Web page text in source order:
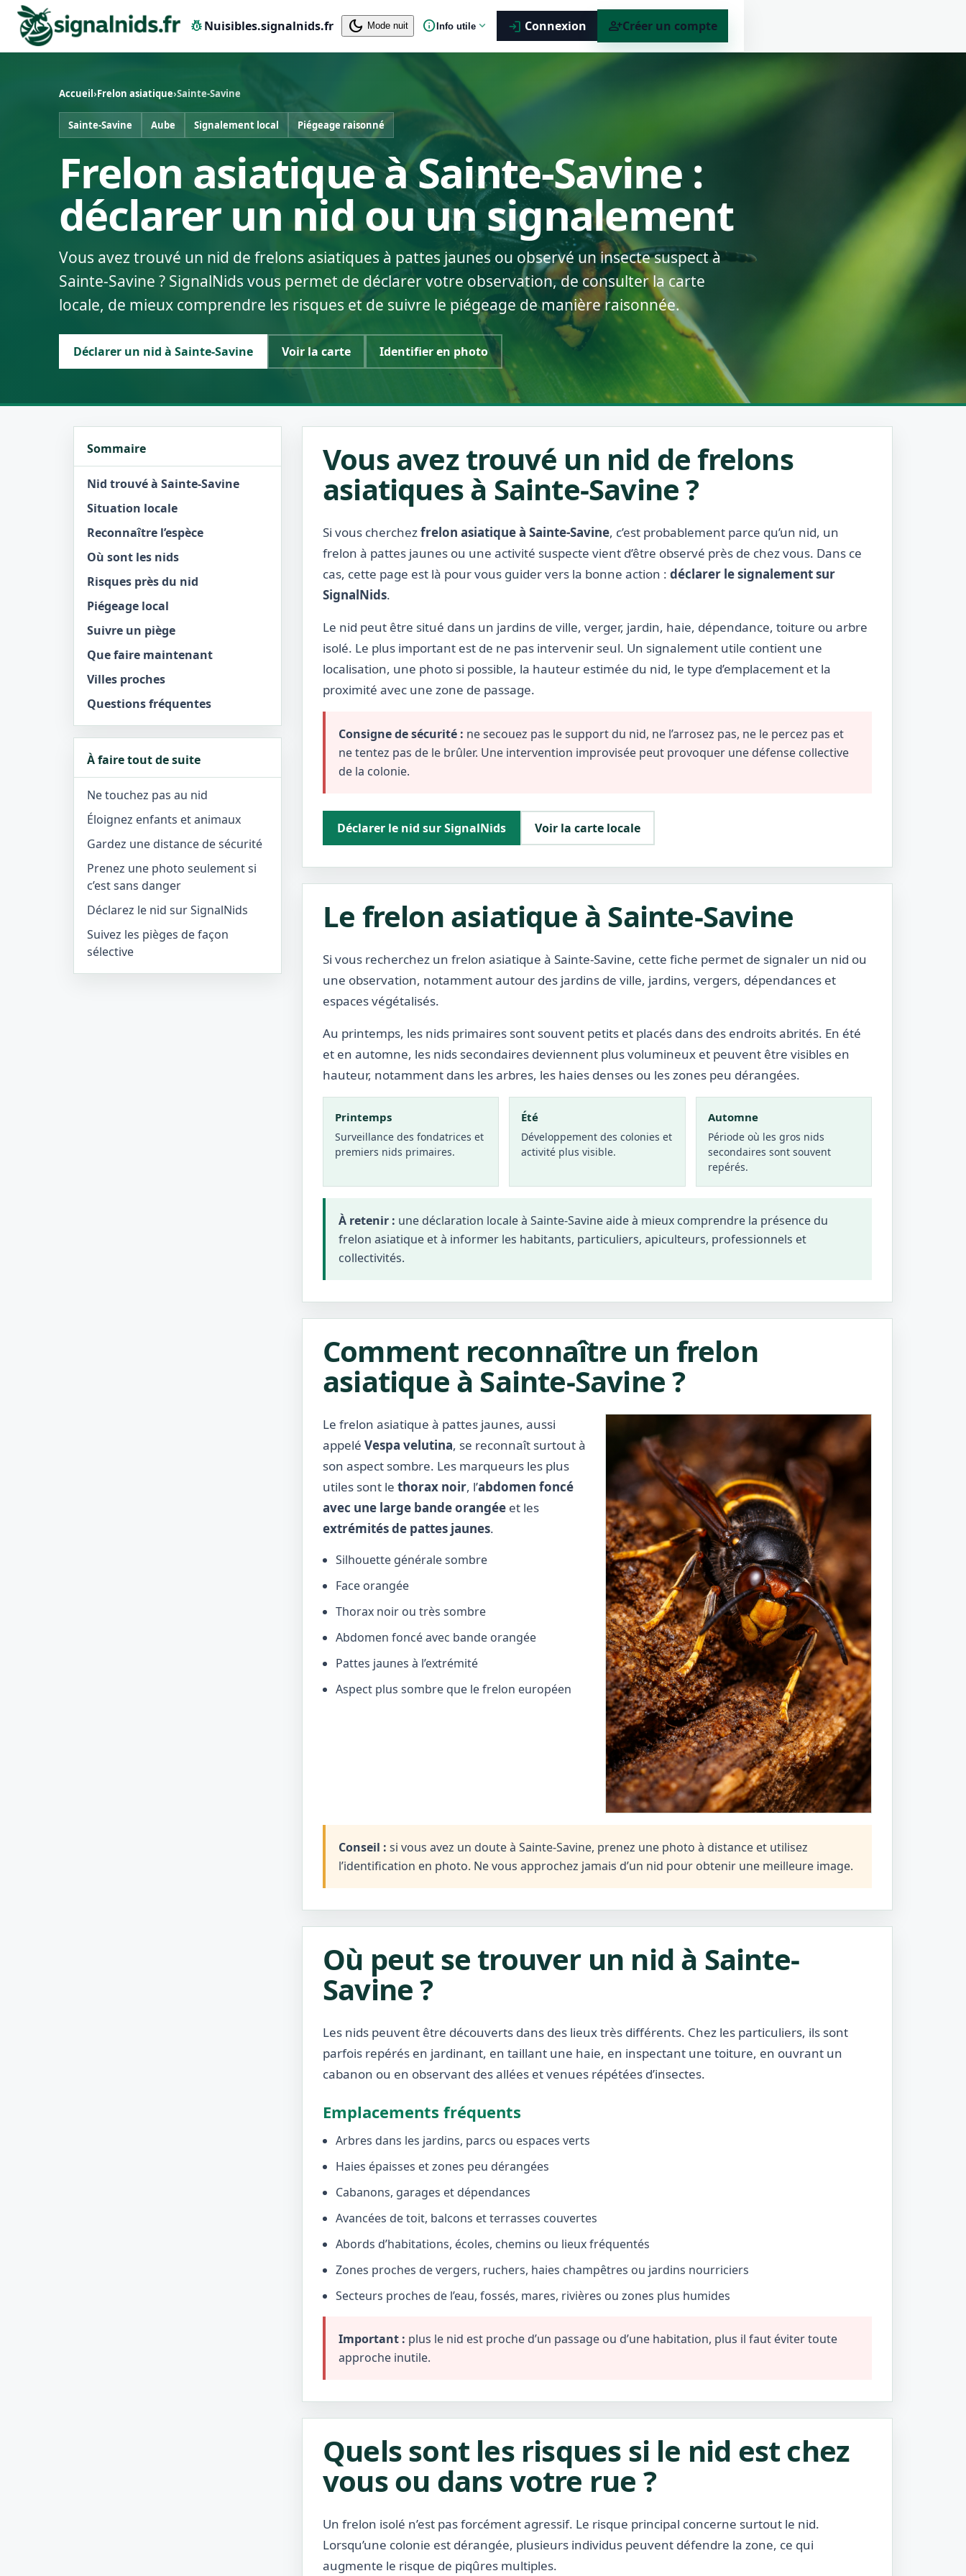
pest_controlNuisibles.signalnids.fr dark_mode Mode nuit infoInfo utile expand_more login Connexion person_addCréer un compte
Accueil›Frelon asiatique›Sainte-Savine
Sainte-Savine Aube Signalement local Piégeage raisonné
Frelon asiatique à Sainte-Savine :
déclarer un nid ou un signalement
Vous avez trouvé un nid de frelons asiatiques à pattes jaunes ou observé un insecte suspect à
Sainte-Savine ? SignalNids vous permet de déclarer votre observation, de consulter la carte
locale, de mieux comprendre les risques et de suivre le piégeage de manière raisonnée.
Déclarer un nid à Sainte-Savine Voir la carte Identifier en photo
Sommaire
Nid trouvé à Sainte-Savine
Situation locale
Reconnaître l’espèce
Où sont les nids
Risques près du nid
Piégeage local
Suivre un piège
Que faire maintenant
Villes proches
Questions fréquentes
À faire tout de suite
Ne touchez pas au nid
Éloignez enfants et animaux
Gardez une distance de sécurité
Prenez une photo seulement si
c’est sans danger
Déclarez le nid sur SignalNids
Suivez les pièges de façon
sélective
Vous avez trouvé un nid de frelons
asiatiques à Sainte-Savine ?
Si vous cherchezfrelon asiatique à Sainte-Savine, c’est probablement parce qu’un nid, un
frelon à pattes jaunes ou une activité suspecte vient d’être observé près de chez vous. Dans ce
cas, cette page est là pour vous guider vers la bonne action : déclarer le signalement sur
SignalNids.
Le nid peut être situé dans un jardins de ville, verger, jardin, haie, dépendance, toiture ou arbre
isolé. Le plus important est de ne pas intervenir seul. Un signalement utile contient une
localisation, une photo si possible, la hauteur estimée du nid, le type d’emplacement et la
proximité avec une zone de passage.
Consigne de sécurité : ne secouez pas le support du nid, ne l’arrosez pas, ne le percez pas et
ne tentez pas de le brûler. Une intervention improvisée peut provoquer une défense collective
de la colonie.
Déclarer le nid sur SignalNids Voir la carte locale
Le frelon asiatique à Sainte-Savine
Si vous recherchez un frelon asiatique à Sainte-Savine, cette fiche permet de signaler un nid ou
une observation, notamment autour des jardins de ville, jardins, vergers, dépendances et
espaces végétalisés.
Au printemps, les nids primaires sont souvent petits et placés dans des endroits abrités. En été
et en automne, les nids secondaires deviennent plus volumineux et peuvent être visibles en
hauteur, notamment dans les arbres, les haies denses ou les zones peu dérangées.
Printemps
Surveillance des fondatrices et
premiers nids primaires.
Été
Développement des colonies et
activité plus visible.
Automne
Période où les gros nids
secondaires sont souvent
repérés.
À retenir : une déclaration locale à Sainte-Savine aide à mieux comprendre la présence du
frelon asiatique et à informer les habitants, particuliers, apiculteurs, professionnels et
collectivités.
Comment reconnaître un frelon
asiatique à Sainte-Savine ?
Le frelon asiatique à pattes jaunes, aussi
appelé Vespa velutina, se reconnaît surtout à
son aspect sombre. Les marqueurs les plus
utiles sont le thorax noir, l’abdomen foncé
avec une large bande orangée et les
extrémités de pattes jaunes.
Silhouette générale sombre
Face orangée
Thorax noir ou très sombre
Abdomen foncé avec bande orangée
Pattes jaunes à l’extrémité
Aspect plus sombre que le frelon européen
Conseil : si vous avez un doute à Sainte-Savine, prenez une photo à distance et utilisez
l’identification en photo. Ne vous approchez jamais d’un nid pour obtenir une meilleure image.
Où peut se trouver un nid à Sainte-
Savine ?
Les nids peuvent être découverts dans des lieux très différents. Chez les particuliers, ils sont
parfois repérés en jardinant, en taillant une haie, en inspectant une toiture, en ouvrant un
cabanon ou en observant des allées et venues répétées d’insectes.
Emplacements fréquents
Arbres dans les jardins, parcs ou espaces verts
Haies épaisses et zones peu dérangées
Cabanons, garages et dépendances
Avancées de toit, balcons et terrasses couvertes
Abords d’habitations, écoles, chemins ou lieux fréquentés
Zones proches de vergers, ruchers, haies champêtres ou jardins nourriciers
Secteurs proches de l’eau, fossés, mares, rivières ou zones plus humides
Important : plus le nid est proche d’un passage ou d’une habitation, plus il faut éviter toute
approche inutile.
Quels sont les risques si le nid est chez
vous ou dans votre rue ?
Un frelon isolé n’est pas forcément agressif. Le risque principal concerne surtout le nid.
Lorsqu’une colonie est dérangée, plusieurs individus peuvent défendre la zone, ce qui
augmente le risque de piqûres multiples.